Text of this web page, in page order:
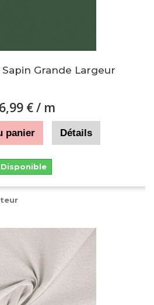
Grande Largeur
€/ m
panier Détails
Disponible